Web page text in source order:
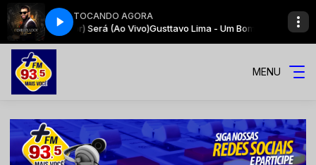
TOCANDO AGORA
Perdedor) Será (Ao Vivo)Gusttavo Lima - Um Bom Perdedor (Un
MENU